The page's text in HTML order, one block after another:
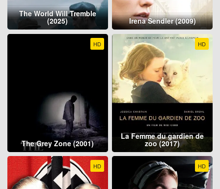
The World Will Tremble
(2025) Irena Sendler (2009)
HD
The Grey Zone (2001)
HD
La Femme du gardien de
zoo (2017)
HD HD